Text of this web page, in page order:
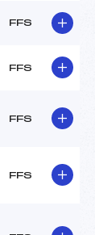
FFS
FFS
FFS
FFS